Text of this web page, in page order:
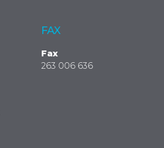
FAX
Fax
263 006 636